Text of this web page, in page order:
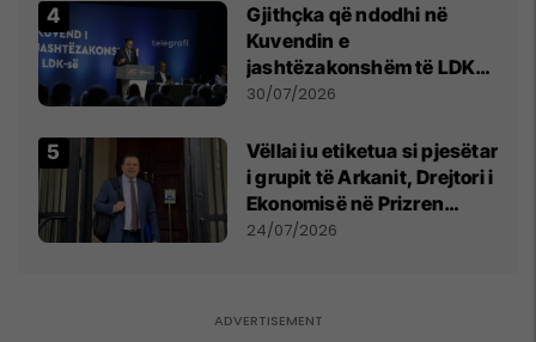
Gjithçka që ndodhi në
Kuvendin e
jashtëzakonshëm të LDK-
së
30/07/2026
Vëllai iu etiketua si pjesëtar
i grupit të Arkanit, Drejtori i
Ekonomisë në Prizren
mohon pretendimet
24/07/2026